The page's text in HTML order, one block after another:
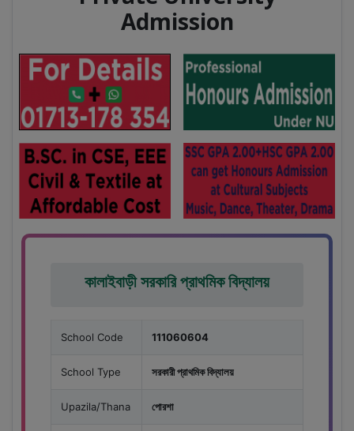
Admission
কালাইবাড়ী সরকারি প্রাথমিক বিদ্যালয়
School Code 111060604
School Type সরকারী প্রাথমিক বিদ্যালয়
Upazila/Thana পোরশা